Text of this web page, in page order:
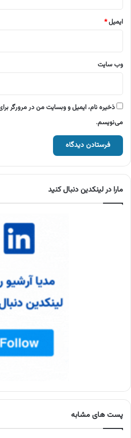
ایمیل*
وب‌ سایت
ذخیره نام، ایمیل و وبسایت من در مرورگر
می‌نویسم.
مارا در لینکدین دنبال کنید
پست های مشابه